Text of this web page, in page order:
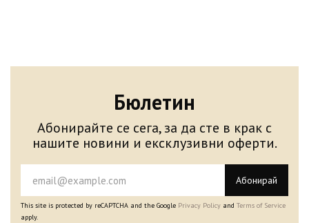
Бюлетин
Абонирайте се сега, за да сте в крак с
нашите новини и ексклузивни оферти.
Абонирай
This site is protected by reCAPTCHA and the Google Privacy Policy and Terms of Service
apply.